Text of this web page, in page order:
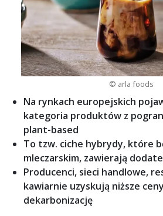
© arla foods
Na rynkach europejskich
kategoria produktów z
plant-based
To tzw. ciche hybrydy, które
mleczarskim, zawierają
Producenci, sieci handlowe,
kawiarnie uzyskują niższe
dekarbonizację